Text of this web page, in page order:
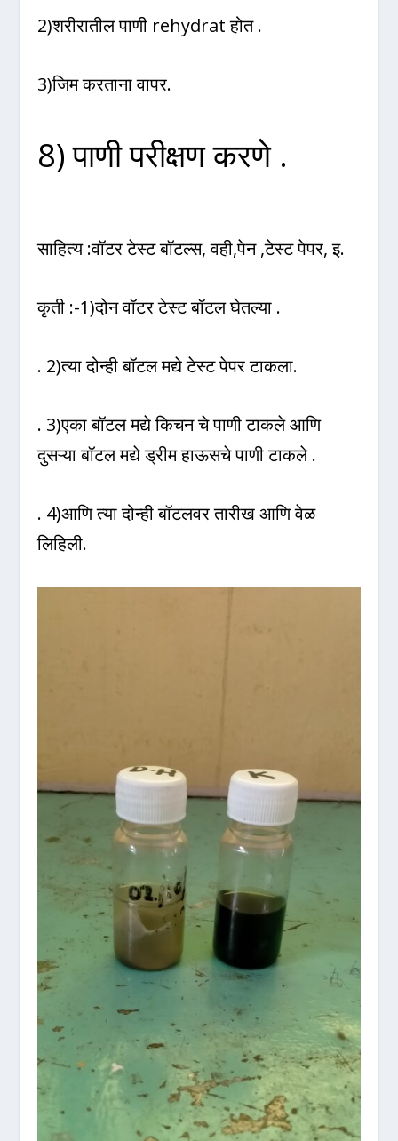
2)शरीरातील पाणी rehydrat होत .
3)जिम करताना वापर.
8) पाणी परीक्षण करणे .
साहित्य :वॉटर टेस्ट बॉटल्स, वही,पेन ,टेस्ट पेपर, इ.
कृती :-1)दोन वॉटर टेस्ट बॉटल घेतल्या .
. 2)त्या दोन्ही बॉटल मद्ये टेस्ट पेपर टाकला.
. 3)एका बॉटल मद्ये किचन चे पाणी टाकले आणि
दुसऱ्या बॉटल मद्ये ड्रीम हाऊसचे पाणी टाकले .
. 4)आणि त्या दोन्ही बॉटलवर तारीख आणि वेळ
लिहिली.